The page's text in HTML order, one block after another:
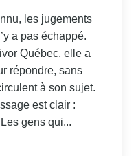
les jugements
a pas échappé.
Québec, elle a
répondre, sans
à son sujet.
est clair :
gens qui...